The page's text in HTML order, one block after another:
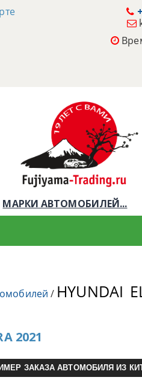
МАРКИ АВТОМОБИЛЕЙ...
/ HYUNDAI
2021
ЗАКАЗА АВТОМОБИЛЯ ИЗ